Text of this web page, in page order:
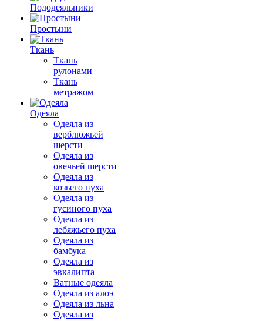
Пододеяльники
Простыни
Ткань
Ткань
рулонами
Ткань
метражом
Одеяла
Одеяла из
верблюжьей
шерсти
Одеяла из
овечьей шерсти
Одеяла из
козьего пуха
Одеяла из
гусиного пуха
Одеяла из
лебяжьего пуха
Одеяла из
бамбука
Одеяла из
эвкалипта
Ватные одеяла
Одеяла из алоэ
Одеяла из льна
Одеяла из